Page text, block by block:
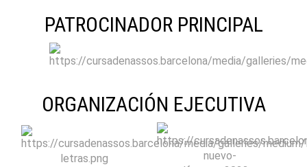
PATROCINADOR PRINCIPAL
ORGANIZACIÓN EJECUTIVA